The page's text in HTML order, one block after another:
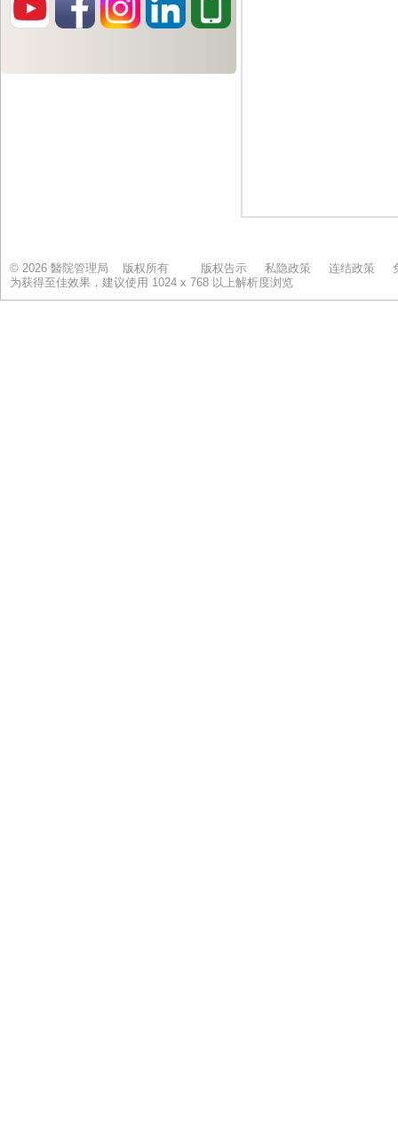
© 2026 醫院管理局 版权所有 版权告示 私隐政策 连结政策
为获得至佳效果，建议使用 1024 x 768 以上解析度浏览